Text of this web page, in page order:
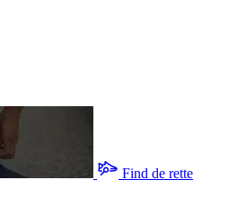
Find de rette